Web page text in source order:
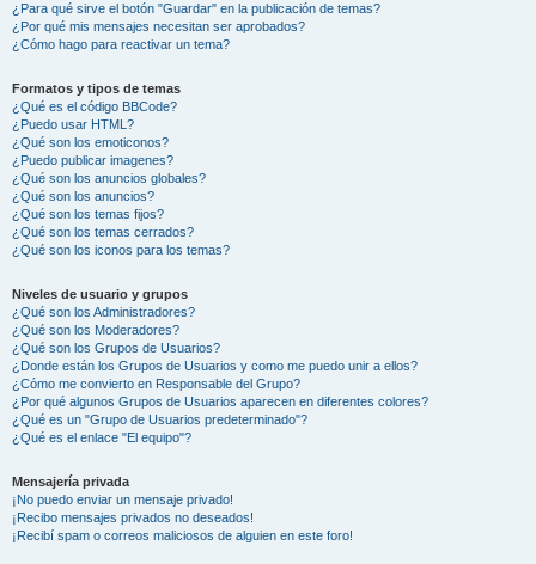
¿Para qué sirve el botón "Guardar" en la publicación de temas?
¿Por qué mis mensajes necesitan ser aprobados?
¿Cómo hago para reactivar un tema?
Formatos y tipos de temas
¿Qué es el código BBCode?
¿Puedo usar HTML?
¿Qué son los emoticonos?
¿Puedo publicar imagenes?
¿Qué son los anuncios globales?
¿Qué son los anuncios?
¿Qué son los temas fijos?
¿Qué son los temas cerrados?
¿Qué son los iconos para los temas?
Niveles de usuario y grupos
¿Qué son los Administradores?
¿Qué son los Moderadores?
¿Qué son los Grupos de Usuarios?
¿Donde están los Grupos de Usuarios y como me puedo unir a ellos?
¿Cómo me convierto en Responsable del Grupo?
¿Por qué algunos Grupos de Usuarios aparecen en diferentes colores?
¿Qué es un "Grupo de Usuarios predeterminado"?
¿Qué es el enlace "El equipo"?
Mensajería privada
¡No puedo enviar un mensaje privado!
¡Recibo mensajes privados no deseados!
¡Recibí spam o correos maliciosos de alguien en este foro!